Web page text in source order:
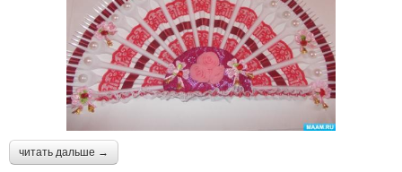
читать дальше →